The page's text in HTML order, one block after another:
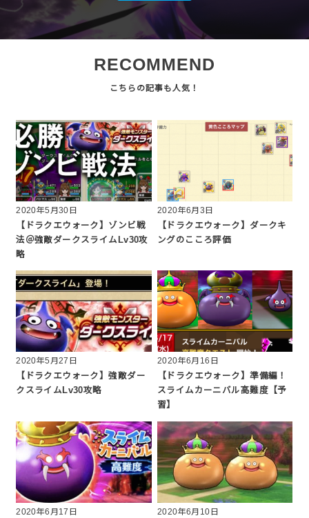
RECOMMEND
2020年5月30日
【ドラクエウォーク】ゾンビ戦
法＠強敵ダークスライムLv30攻
略
2020年6月3日
【ドラクエウォーク】ダークキ
ングのこころ評価
2020年5月27日
【ドラクエウォーク】強敵ダー
クスライムLv30攻略
2020年6月16日
【ドラクエウォーク】準備編！
スライムカーニバル高難度【予
習】
2020年6月17日
2020年6月10日